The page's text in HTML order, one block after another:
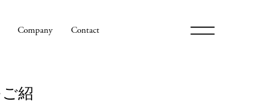
Company Contact
紹